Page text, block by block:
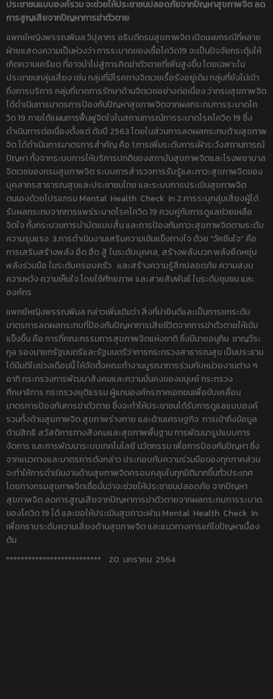
ประชาชนแบบองค์รวม จะช่วยให้ประชาชนปลอดภัยจากปัญหาสุขภาพจิต ลด
การสูญเสียจากปัญหาการฆ่าตัวตาย
แพทย์หญิงพรรณพิมล วิปุลากร อธิบดีกรมสุขภาพจิต เปิดเผยกรณีที่หลาย
ฝ่ายแสดงความเป็นห่วงว่า การระบาดของเชื้อโควิด19 จะเป็นปัจจัยกระตุ้นให้
เกิดความเครียด ที่อาจนำไปสู่การคิดฆ่าตัวตายที่เพิ่มสูงขึ้น โดยเฉพาะใน
ประชาชนกลุ่มเสี่ยง เช่น กลุ่มที่มีโรคทางจิตเวชเรื้อรังอยู่เดิม กลุ่มที่ยังไม่เข้า
ถึงการบริการ กลุ่มที่ขาดการรักษาด้านจิตเวชอย่างต่อเนื่อง ว่ากรมสุขภาพจิต
ได้ดำเนินการมาตรการป้องกันปัญหาสุขภาพจิตจากผลกระทบการระบาดโค
วิด 19 ภายใต้แผนการฟื้นฟูจิตใจในสถานการณ์การระบาดโรคโควิด 19 ซึ่ง
ดำเนินการต่อเนื่องตั้งแต่ ต้นปี 2563 โดยในส่วนการลดผลกระทบด้านสุขภาพ
จิต ได้ดำเนินการมาตรการสำคัญ คือ 1.การเพิ่มระดับการเฝ้าระวังสถานการณ์
ปัญหา ทั้งจากระบบการให้บริการปกติของสถาบันสุขภาพจิตและโรงพยาบาล
จิตเวชของกรมสุขภาพจิต ระบบการสำรวจการรับรู้และภาวะสุขภาพจิตของ
บุคลากรสาธารณสุขและประชาชนไทย และระบบการประเมินสุขภาพจิต
ตนเองด้วยโปรแกรม Mental Health Check In 2.การระบุกลุ่มเสี่ยงผู้ได้
รับผลกระทบจากการแพร่ระบาดโรคโควิด 19 ควบคู่กับการดูแลช่วยเหลือ
จิตใจ ทั้งกระบวนการบำบัดแบบสั้น และการป้องกันภาวะสุขภาพจิตตามระดับ
ความรุนแรง 3.การดำเนินงานเสริมความเข้มแข็งทางใจ ด้วย “วัคซีนใจ” คือ
การเสริมสร้างพลัง อึด ฮึด สู้ ในระดับบุคคล, สร้างพลังบวก พลังยืดหยุ่น
พลังร่วมมือ ในระดับครอบครัว และสร้างความรู้สึกปลอดภัย ความสงบ
ความหวัง ความเห็นใจ โดยใช้ศักยภาพ และสายสัมพันธ์ ในระดับชุมชน และ
องค์กร
แพทย์หญิงพรรณพิมล กล่าวเพิ่มเติมว่า สิ่งที่น่ายินดีและเป็นการยกระดับ
มาตรการลดผลกระทบที่ป้องกันปัญหาการเสียชีวิตจากการฆ่าตัวตายให้เข้ม
แข็งขึ้น คือ การที่คณะกรรมการสุขภาพจิตแห่งชาติ ซึ่งมีนายอนุทิน ชาญวีระ
กุล รองนายกรัฐมนตรีและรัฐมนตรีว่าการกระทรวงสาธารณสุข เป็นประธาน
ได้มีมติในช่วงเดือนนี้ ให้จัดตั้งคณะทำงานบูรณาการร่วมกับหน่วยงานต่าง ๆ
อาทิ กระทรวงการพัฒนาสังคมและความมั่นคงของมนุษย์ กระทรวง
ศึกษาธิการ กระทรวงยุติธรรม ผู้แทนองค์กรภาคเอกชนเพื่อขับเคลื่อน
มาตรการป้องกันการฆ่าตัวตาย ซึ่งจะทำให้ประชาชนได้รับการดูแลแบบองค์
รวมทั้งด้านสุขภาพจิต สุขภาพร่างกาย และด้านเศรษฐกิจ การเข้าถึงข้อมูล
ด้านสิทธิ สวัสดิการทางสังคมและสุขภาพพื้นฐาน การพัฒนารูปแบบการ
จัดการ และการพัฒนาระบบเทคโนโลยี นวัตกรรม เพื่อการป้องกันปัญหา ซึ่ง
จากแนวทางและมาตรการดังกล่าว ประกอบกับความร่วมมือของทุกภาคส่วน
จะทำให้การดำเนินงานด้านสุขภาพจิตครอบคลุมในทุกมิติมากขึ้นทั่วประเทศ
โดยทางกรมสุขภาพจิตเชื่อมั่นว่าจะช่วยให้ประชาชนปลอดภัย จากปัญหา
สุขภาพจิต ลดการสูญเสียจากปัญหาการฆ่าตัวตายจากผลกระทบการระบาด
ของโควิด 19 ได้ และขอให้ประเมินสุขภาวะผ่าน Mental Health Check In
เพื่อทราบระดับความเสี่ยงด้านสุขภาพจิต และแนวทางการแก้ไขปัญหาเบื้อง
ต้น
************************** 20 มกราคม 2564